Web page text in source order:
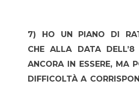
7) HO UN PIANO DI
CHE ALLA DATA
ANCORA IN ESSERE, MA
DIFFICOLTÀ A